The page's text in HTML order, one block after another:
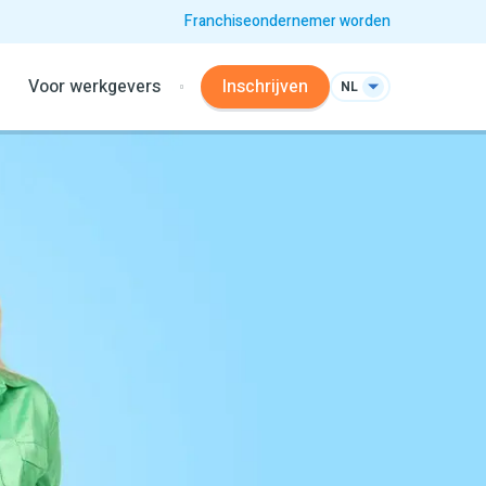
Franchiseondernemer worden
Voor werkgevers Inschrijven NL